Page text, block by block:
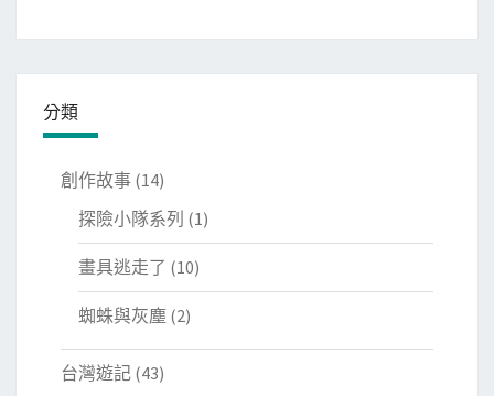
分類
創作故事 (14)
探險小隊系列 (1)
畫具逃走了 (10)
蜘蛛與灰塵 (2)
台灣遊記 (43)